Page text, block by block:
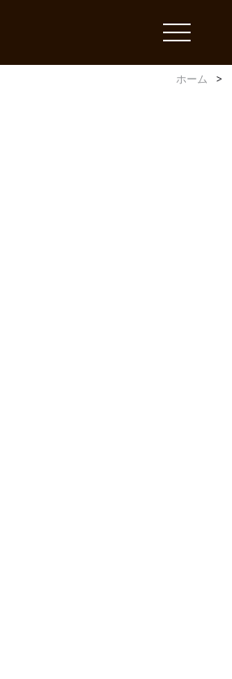
toggle
ホーム